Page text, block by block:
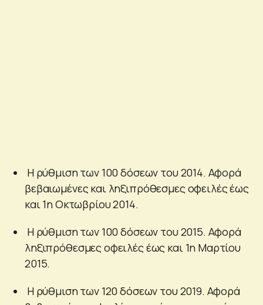
Η ρύθμιση των 100 δόσεων του 2014. Αφορά
βεβαιωμένες και ληξιπρόθεσμες οφειλές έως
και 1η Οκτωβρίου 2014.
Η ρύθμιση των 100 δόσεων του 2015. Αφορά
ληξιπρόθεσμες οφειλές έως και 1η Μαρτίου
2015.
Η ρύθμιση των 120 δόσεων του 2019. Αφορά